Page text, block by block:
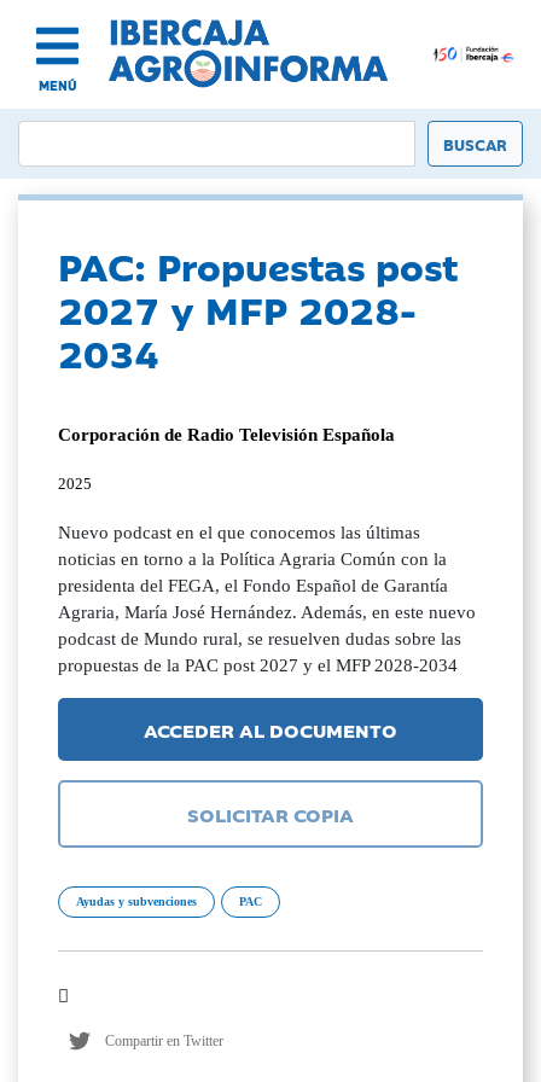
MENÚ
PAC: Propuestas post
2027 y MFP 2028-
2034
Corporación de Radio Televisión Española
2025
Nuevo podcast en el que conocemos las últimas
noticias en torno a la Política Agraria Común con la
presidenta del FEGA, el Fondo Español de Garantía
Agraria, María José Hernández. Además, en este nuevo
podcast de Mundo rural, se resuelven dudas sobre las
propuestas de la PAC post 2027 y el MFP 2028-2034
ACCEDER AL DOCUMENTO
SOLICITAR COPIA
Ayudas y subvenciones PAC
Compartir en Twitter